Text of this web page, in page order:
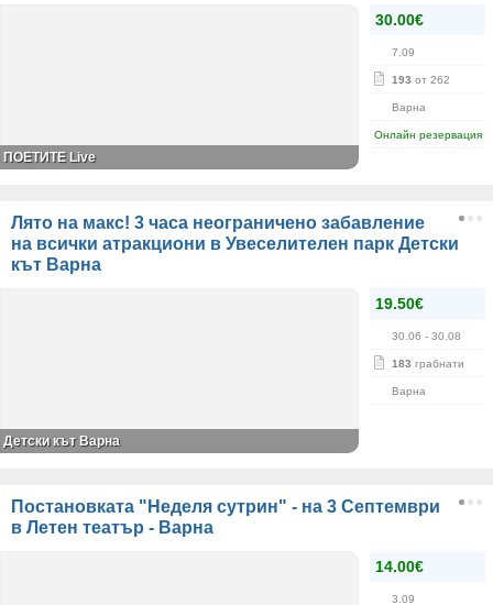
30.00€
7.09
193 от 262
Варна
Онлайн резервация
ПОЕТИТЕ Live
Лято на макс! 3 часа неограничено забавление
на всички атракциони в Увеселителен парк Детски
кът Варна
19.50€
30.06 - 30.08
183 грабнати
Варна
Детски кът Варна
Постановката "Неделя сутрин" - на 3 Септември
в Летен театър - Варна
14.00€
3.09